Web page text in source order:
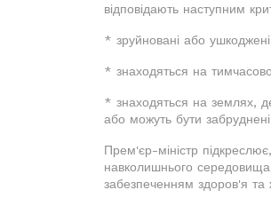
відповідають наступним
* зруйновані або ушкоджені
* знаходяться на
* знаходяться на землях,
або можуть бути
Прем'єр-міністр
навколишнього
забезпеченням здоров'я та